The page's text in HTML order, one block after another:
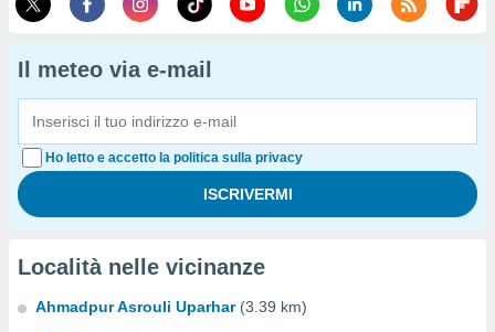
Il meteo via e-mail
Ho letto e accetto la politica sulla privacy
Località nelle vicinanze
Ahmadpur Asrouli Uparhar (3.39 km)